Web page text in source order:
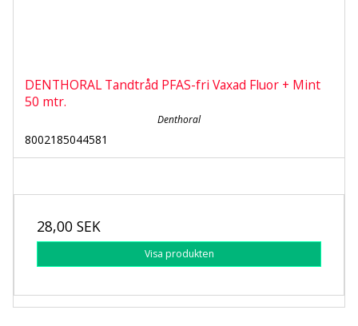
DENTHORAL Tandtråd PFAS-fri Vaxad Fluor + Mint
50 mtr.
Denthoral
8002185044581
28,00 SEK
Visa produkten